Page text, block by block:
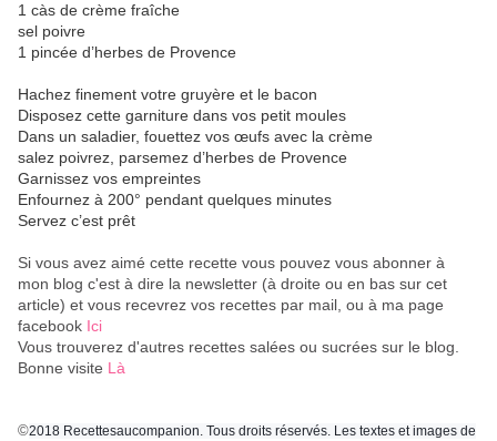
1 càs de crème fraîche
sel poivre
1 pincée d’herbes de Provence
Hachez finement votre gruyère et le bacon
Disposez cette garniture dans vos petit moules
Dans un saladier, fouettez vos œufs avec la crème
salez poivrez, parsemez d’herbes de Provence
Garnissez vos empreintes
Enfournez à 200° pendant quelques minutes
Servez c’est prêt
Si vous avez aimé cette recette vous pouvez vous abonner à
mon blog c'est à dire la newsletter (à droite ou en bas sur cet
article) et vous recevrez vos recettes par mail, ou à ma page
facebook Ici
Vous trouverez d'autres recettes salées ou sucrées sur le blog.
Bonne visite Là
©2018 Recettesaucompanion. Tous droits réservés. Les textes et images de